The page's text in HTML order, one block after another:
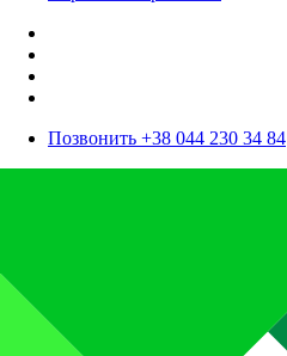
Позвонить +38 044 230 34 84